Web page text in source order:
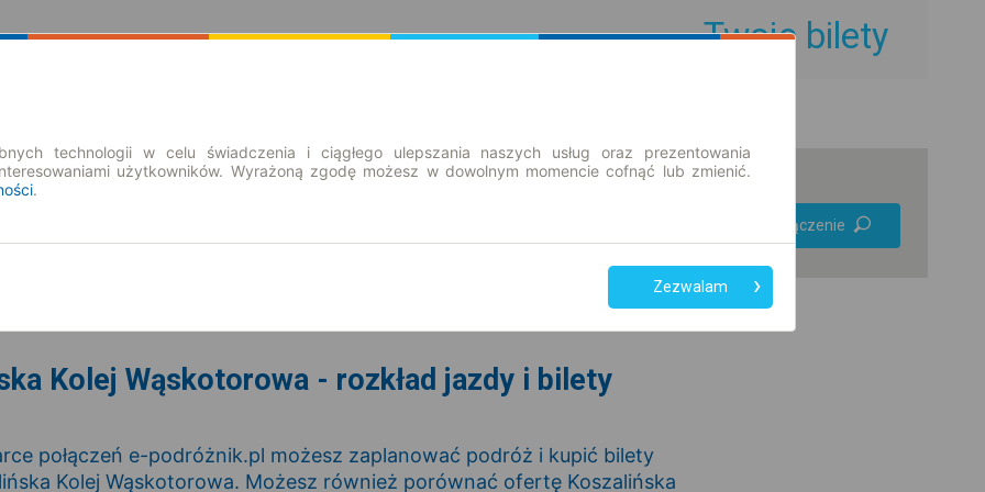
Twoje bilety
Tylko bilet online
Znajdź połączenie
Kolej Wąskotorowa - rozkład jazdy i bilety
połączeń e-podróżnik.pl możesz zaplanować podróż i kupić bilety
Kolej Wąskotorowa. Możesz również porównać ofertę Koszalińska
technologii w celu świadczenia i ciągłego ulepszania naszych usług oraz prezentowania
użytkowników. Wyrażoną zgodę możesz w dowolnym momencie cofnąć lub zmienić.
.
Zezwalam